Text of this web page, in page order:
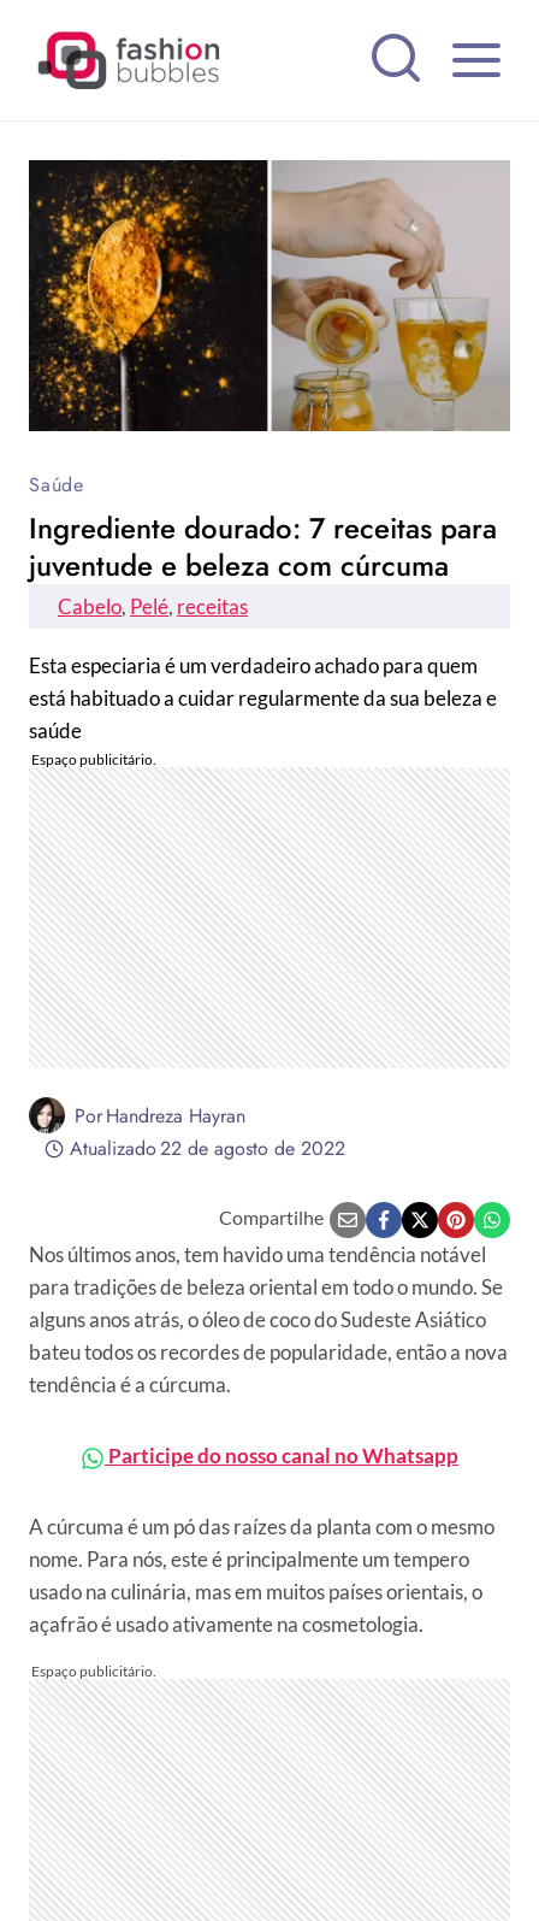
Saúde
Ingrediente dourado: 7 receitas para
juventude e beleza com cúrcuma
Cabelo, Pelé, receitas
Esta especiaria é um verdadeiro achado para quem
está habituado a cuidar regularmente da sua beleza e
saúde
PorHandreza Hayran
Atualizado22 de agosto de 2022
Compartilhe
Nos últimos anos, tem havido uma tendência notável
para tradições de beleza oriental em todo o mundo. Se
alguns anos atrás, o óleo de coco do Sudeste Asiático
bateu todos os recordes de popularidade, então a nova
tendência é a cúrcuma.
Participe do nosso canal no Whatsapp
A cúrcuma é um pó das raízes da planta com o mesmo
nome. Para nós, este é principalmente um tempero
usado na culinária, mas em muitos países orientais, o
açafrão é usado ativamente na cosmetologia.